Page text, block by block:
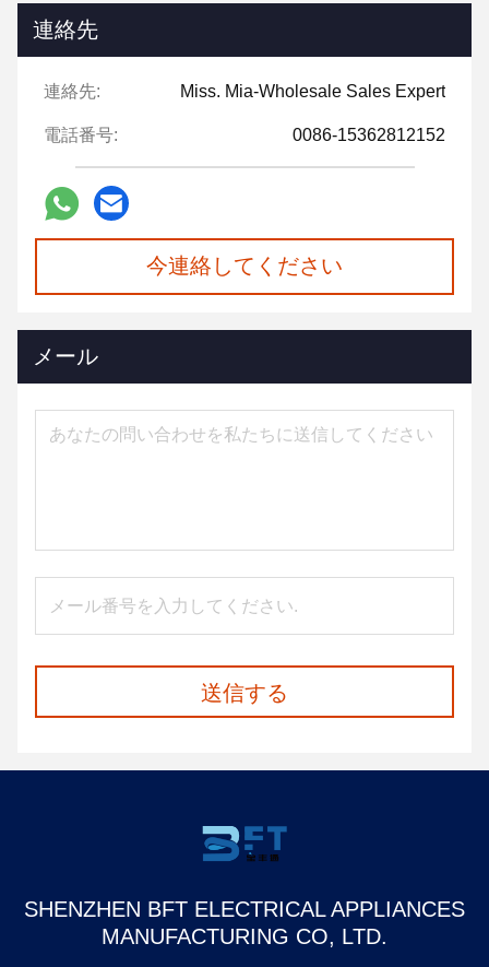
連絡先
連絡先: Miss. Mia-Wholesale Sales Expert
電話番号: 0086-15362812152
今連絡してください
メール
送信する
SHENZHEN BFT ELECTRICAL APPLIANCES
MANUFACTURING CO, LTD.